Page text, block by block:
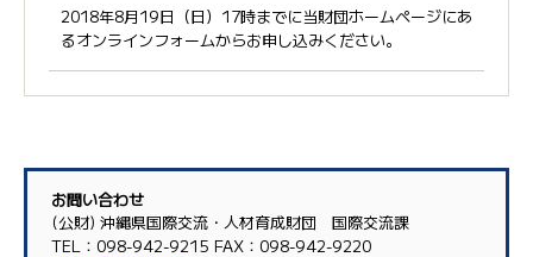
2018年8月19日（日）17時までに当財団ホームページにあ
るオンラインフォームからお申し込みください。
お問い合わせ
(公財) 沖縄県国際交流・人材育成財団 国際交流課
TEL：098-942-9215 FAX：098-942-9220